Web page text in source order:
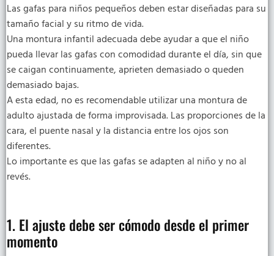
Las gafas para niños pequeños deben estar diseñadas para su
tamaño facial y su ritmo de vida.
Una montura infantil adecuada debe ayudar a que el niño
pueda llevar las gafas con comodidad durante el día, sin que
se caigan continuamente, aprieten demasiado o queden
demasiado bajas.
A esta edad, no es recomendable utilizar una montura de
adulto ajustada de forma improvisada. Las proporciones de la
cara, el puente nasal y la distancia entre los ojos son
diferentes.
Lo importante es que las gafas se adapten al niño y no al
revés.
1. El ajuste debe ser cómodo desde el primer
momento